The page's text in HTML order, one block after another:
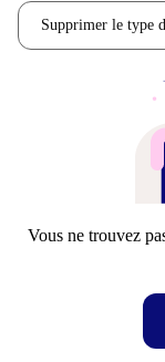
Supprimer le type
Vous ne trouvez